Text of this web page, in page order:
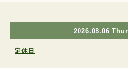
2026.08.06
定休日